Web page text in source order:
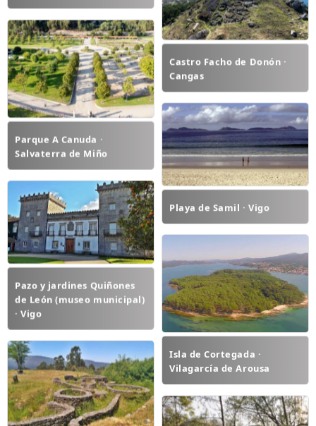
Castro Facho de Donón ·
Cangas
Parque A Canuda ·
Salvaterra de Miño
Playa de Samil · Vigo
Pazo y jardines Quiñones
de León (museo municipal)
· Vigo
Isla de Cortegada ·
Vilagarcía de Arousa